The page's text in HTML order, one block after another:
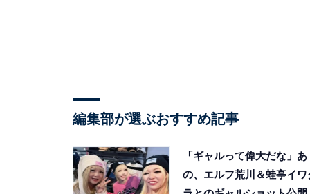
編集部が選ぶおすすめ記事
「ギャルって偉大だな」あ
の、エルフ荒川＆蛙亭イワ